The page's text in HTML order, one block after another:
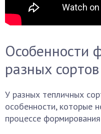
Особенности
разных сортов
У разных тепличных
особенности, которые
процессе